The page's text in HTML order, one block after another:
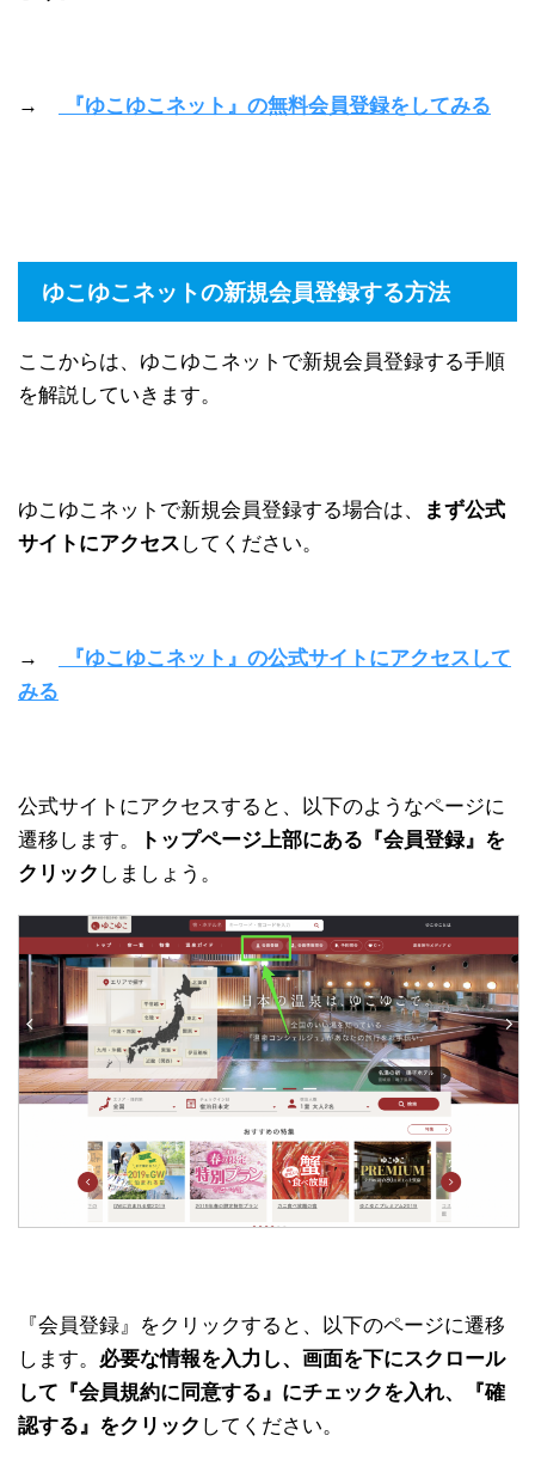
→ 『ゆこゆこネット』の無料会員登録をしてみる
ゆこゆこネットの新規会員登録する方法
ここからは、ゆこゆこネットで新規会員登録する手順
を解説していきます。
ゆこゆこネットで新規会員登録する場合は、
まず公式
サイトにアクセス してください。
→
『ゆこゆこネット』の公式サイトにアクセスして
みる
公式サイトにアクセスすると、以下のようなページに
遷移します。
トップページ上部にある『会員登録』を
クリック しましょう。
『会員登録』をクリックすると、以下のページに遷移
します。 必要な情報を入力し、画面を下にスクロール
して『会員規約に同意する』にチェックを入れ、『確
認する』をクリック してください。